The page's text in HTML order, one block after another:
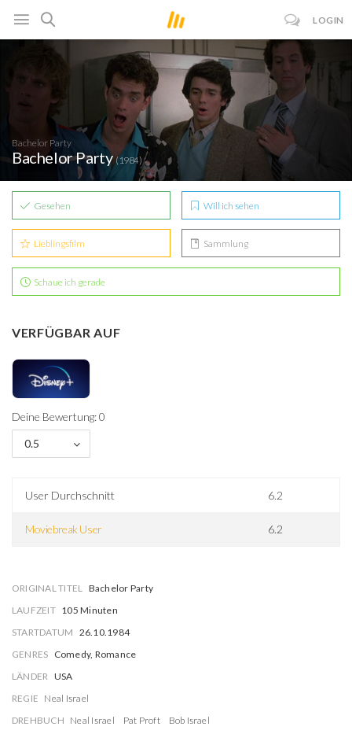
LOGIN
Bachelor Party
Bachelor Party(1984)
Gesehen Will ich sehen
Lieblingsfilm Sammlung
Schaue ich gerade
VERFÜGBAR AUF
Deine Bewertung: 0
0.5
User Durchschnitt 6.2
Moviebreak User 6.2
ORIGINAL TITEL Bachelor Party
LAUFZEIT 105 Minuten
STARTDATUM 26.10.1984
GENRES Comedy, Romance
LÄNDER USA
REGIE Neal Israel
DREHBUCH Neal Israel Pat Proft
Bob Israel